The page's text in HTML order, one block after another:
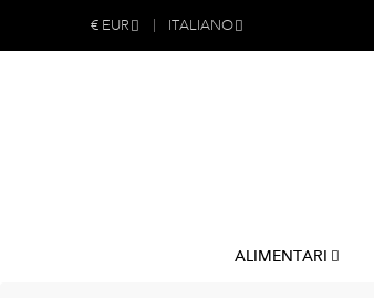
€ EUR ITALIANO
ALIMENTARI